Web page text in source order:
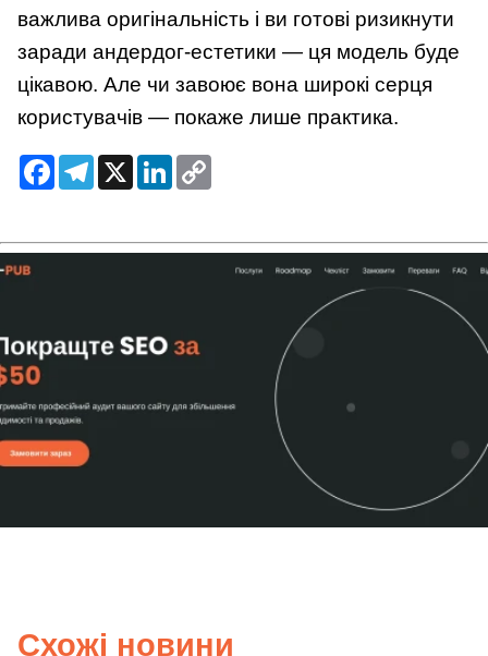
важлива оригінальність і ви готові ризикнути
заради андердог-естетики — ця модель буде
цікавою. Але чи завоює вона широкі серця
користувачів — покаже лише практика.
FacebookTelegram
X LinkedIn
Схожі новини